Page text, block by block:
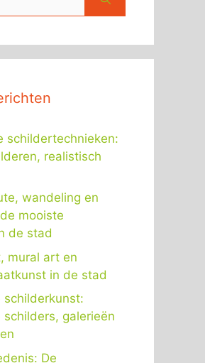
schildertechnieken:
realistisch
wandeling en
mooiste
de stad
mural art en
in de stad
schilderkunst:
galerieën
De